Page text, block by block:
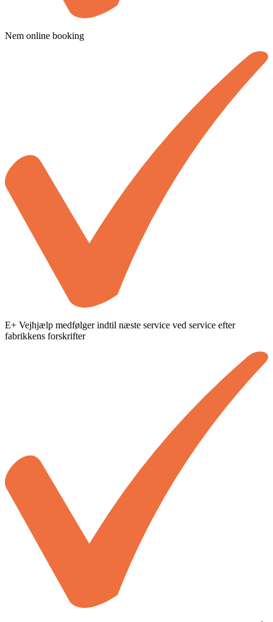
Nem online booking
E+ Vejhjælp medfølger indtil næste service ved service efter
fabrikkens forskrifter